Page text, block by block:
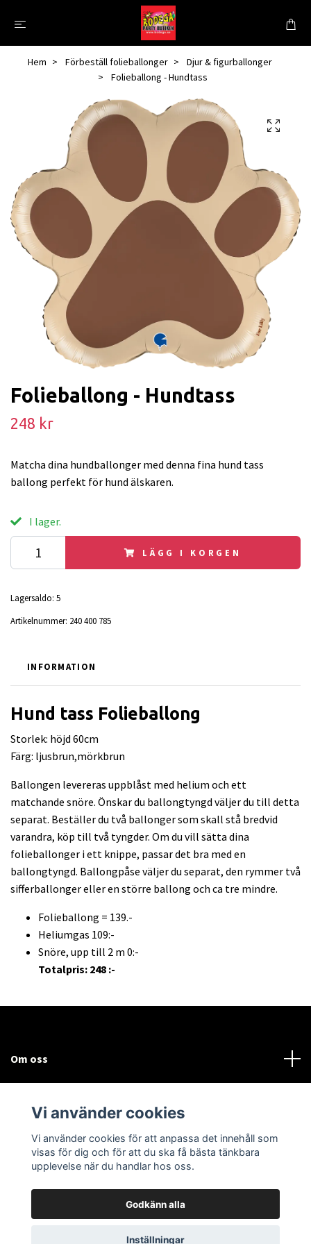
Hem Förbeställ folieballonger
Djur & figurballonger
Folieballong - Hundtass
Folieballong - Hundtass
248 kr
Matcha dina hundballonger med denna fina hund tass
ballong perfekt för hund älskaren.
I lager.
LÄGG I KORGEN
Lagersaldo: 5
Artikelnummer: 240 400 785
INFORMATION
Hund tass Folieballong
Storlek: höjd 60cm
Färg: ljusbrun,mörkbrun
Ballongen levereras uppblåst med helium och ett
matchande snöre. Önskar du ballongtyngd väljer du till detta
separat. Beställer du två ballonger som skall stå bredvid
varandra, köp till två tyngder. Om du vill sätta dina
folieballonger i ett knippe, passar det bra med en
ballongtyngd. Ballongpåse väljer du separat, den rymmer två
sifferballonger eller en större ballong och ca tre mindre.
Folieballong = 139.-
Heliumgas 109:-
Snöre, upp till 2 m 0:-
Totalpris: 248 :-
Om oss
Sociala medier
© 2026 Bodega Partybutiken
Vi använder cookies
Vi använder cookies för att anpassa det innehåll som
visas för dig och för att du ska få bästa tänkbara
upplevelse när du handlar hos oss.
Godkänn alla
Inställningar